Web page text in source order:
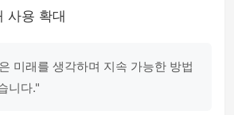
사용 확대
미래를 생각하며 지속 가능한 방법
니다."